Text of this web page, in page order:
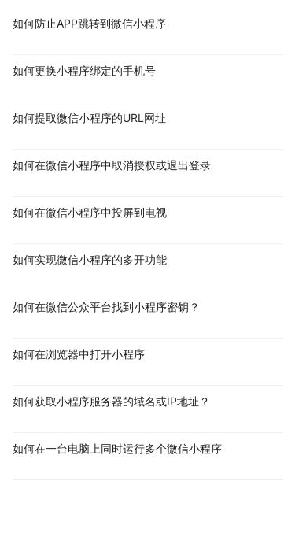
如何防止APP跳转到微信小程序
如何更换小程序绑定的手机号
如何提取微信小程序的URL网址
如何在微信小程序中取消授权或退出登录
如何在微信小程序中投屏到电视
如何实现微信小程序的多开功能
如何在微信公众平台找到小程序密钥？
如何在浏览器中打开小程序
如何获取小程序服务器的域名或IP地址？
如何在一台电脑上同时运行多个微信小程序